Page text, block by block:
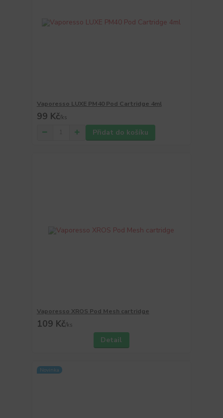
Vaporesso LUXE PM40 Pod Cartridge 4ml
99 Kč/ks
Přidat do košíku
Vaporesso XROS Pod Mesh cartridge
109 Kč/ks
Detail
Novinka